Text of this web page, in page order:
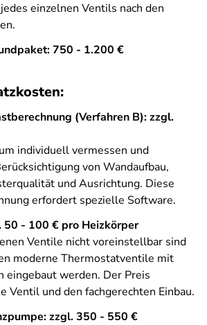
einzelnen Ventils nach den
750 - 1.200 €
(Verfahren B): zzgl.
individuell vermessen und
von Wandaufbau,
und Ausrichtung. Diese
erfordert spezielle Software.
50 - 100 € pro Heizkörper
Ventile nicht voreinstellbar sind
moderne Thermostatventile mit
werden. Der Preis
Ventil und den fachgerechten Einbau.
zzgl. 350 - 550 €